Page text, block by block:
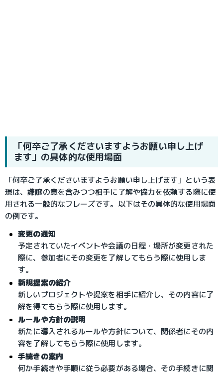
「何卒ご了承くださいますようお願い申し上げ
ます」の具体的な使用場面
「何卒ご了承くださいますようお願い申し上げます」という表
現は、謙譲の意を含みつつ相手に了解や協力を依頼する際に使
用される一般的なフレーズです。以下はその具体的な使用場面
の例です。
変更の通知
予定されていたイベントや会議の日程・場所が変更された
際に、参加者にその変更を了解してもらう際に使用しま
す。
新規提案の紹介
新しいプロジェクトや提案を相手に紹介し、その内容に了
解を得てもらう際に使用します。
ルールや方針の説明
新たに導入されるルールや方針について、関係者にその内
容を了解してもらう際に使用します。
手続きの案内
何か手続きや手順に従う必要がある場合、その手続きに関